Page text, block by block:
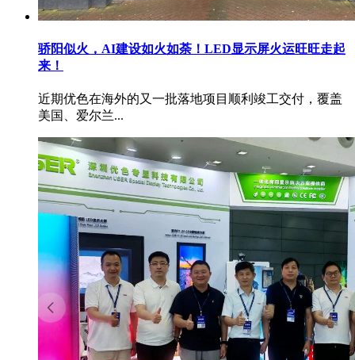
骄阳似火，AI建设如火如荼！LED显示屏火运旺旺走起
来！
近期优色在海外的又一批落地项目顺利竣工交付，覆盖
美国、爱尔兰...